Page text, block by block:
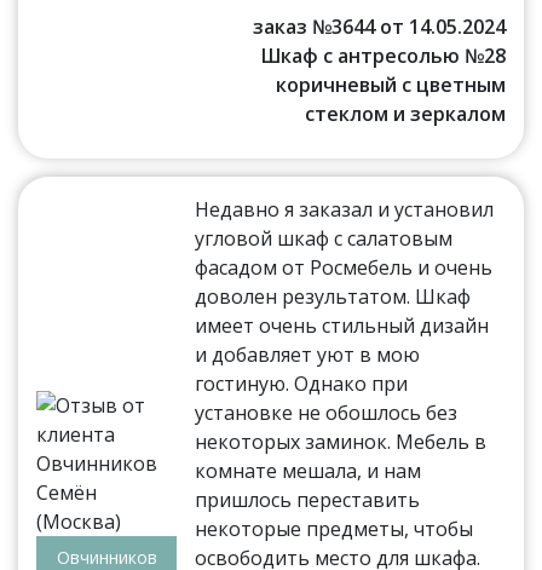
заказ №3644 от 14.05.2024
Шкаф с антресолью №28
коричневый с цветным
стеклом и зеркалом
Овчинников
Недавно я заказал и установил
угловой шкаф с салатовым
фасадом от Росмебель и очень
доволен результатом. Шкаф
имеет очень стильный дизайн
и добавляет уют в мою
гостиную. Однако при
установке не обошлось без
некоторых заминок. Мебель в
комнате мешала, и нам
пришлось переставить
некоторые предметы, чтобы
освободить место для шкафа.